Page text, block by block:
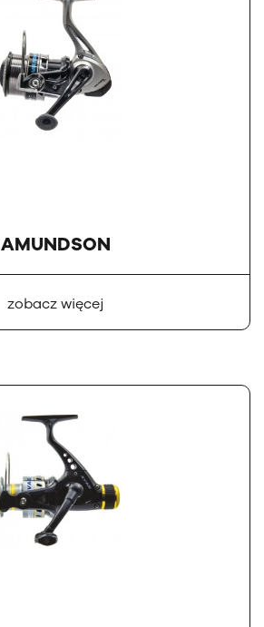
AMUNDSON
zobacz więcej